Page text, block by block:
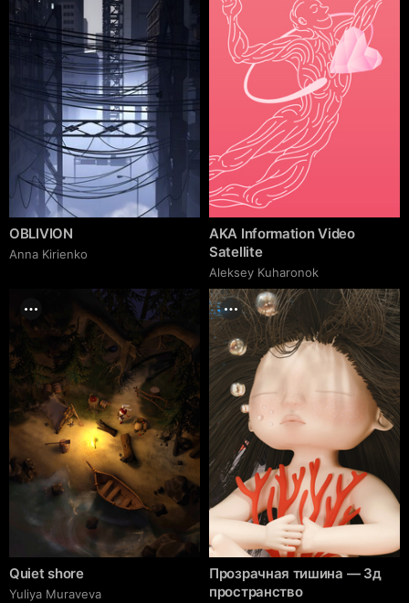
OBLIVION
Anna Kirienko
AKA Information Video
Satellite
Aleksey Kuharonok
Quiet shore
Yuliya Muraveva
Прозрачная тишина — 3д
пространство